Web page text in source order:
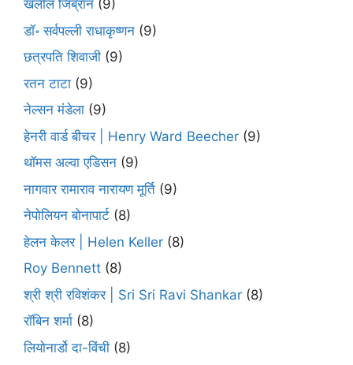
खलील जिब्रान (9)
डॉ॰ सर्वपल्ली राधाकृष्णन (9)
छत्रपति शिवाजी (9)
रतन टाटा (9)
नेल्सन मंडेला (9)
हेनरी वार्ड बीचर | Henry Ward Beecher (9)
थॉमस अल्वा एडिसन (9)
नागवार रामाराव नारायण मूर्ति (9)
नेपोलियन बोनापार्ट (8)
हेलन केलर | Helen Keller (8)
Roy Bennett (8)
श्री श्री रविशंकर | Sri Sri Ravi Shankar (8)
रॉबिन शर्मा (8)
लियोनार्डो दा-विंची (8)